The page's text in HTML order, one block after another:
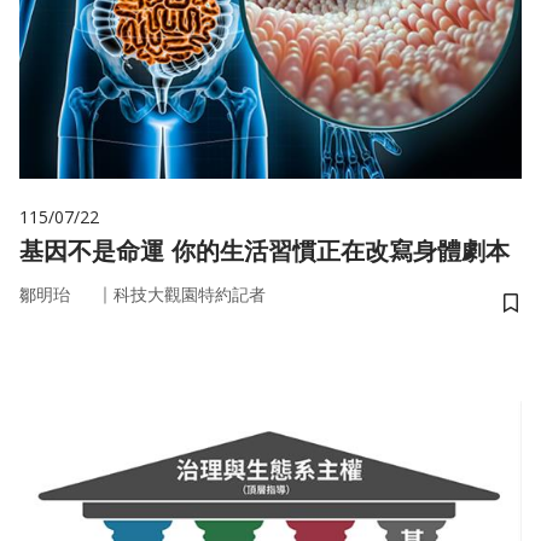
115/07/22
基因不是命運 你的生活習慣正在改寫身體劇本
鄒明珆 ｜ 科技大觀園特約記者
儲